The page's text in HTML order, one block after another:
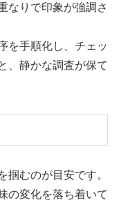
なりで印象が強調さ
を手順化し、チェッ
、静かな調査が保て
掴むのが目安です。
の変化を落ち着いて